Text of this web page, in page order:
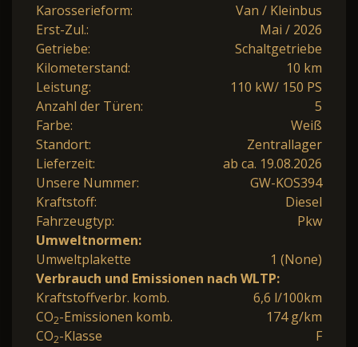
Karosserieform:
Van / Kleinbus
Erst-Zul.:
Mai / 2026
Getriebe:
Schaltgetriebe
Kilometerstand:
10 km
Leistung:
110 kW/ 150 PS
Anzahl der Türen:
5
Farbe:
Weiß
Standort:
Zentrallager
Lieferzeit:
ab ca. 19.08.2026
Unsere Nummer:
GW-KOS394
Kraftstoff:
Diesel
Fahrzeugtyp:
Pkw
Umweltnormen:
Umweltplakette
1 (None)
Verbrauch und Emissionen nach WLTP:
Kraftstoffverbr. komb.
6,6 l/100km
CO2-Emissionen komb.
174 g/km
CO2-Klasse F